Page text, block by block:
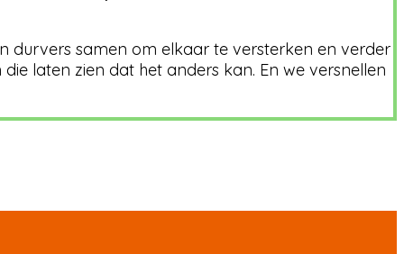
durvers samen om elkaar te versterken en verder
laten zien dat het anders kan. En we versnellen